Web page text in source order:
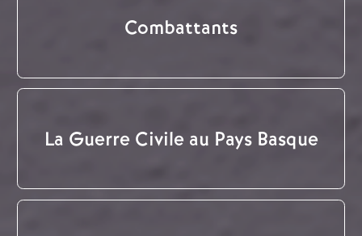
Combattants
La Guerre Civile au Pays Basque